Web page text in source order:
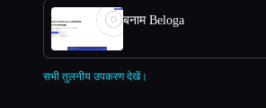
बनाम Beloga
सभी तुलनीय उपकरण देखें।